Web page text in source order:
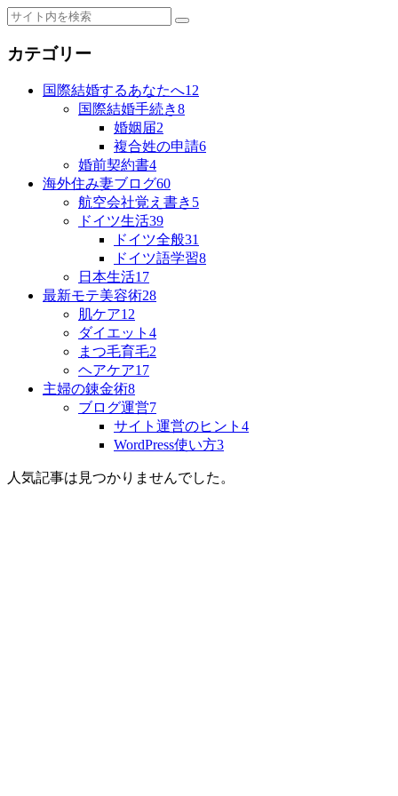
カテゴリー
国際結婚するあなたへ12
国際結婚手続き8
婚姻届2
複合姓の申請6
婚前契約書4
海外住み妻ブログ60
航空会社覚え書き 5
ドイツ生活39
ドイツ全般31
ドイツ語学習8
日本生活17
最新モテ美容術28
肌ケア12
ダイエット 4
まつ毛育毛2
ヘアケア17
主婦の錬金術8
ブログ運営7
サイト運営のヒント 4
WordPress使い方3
人気記事は見つかりませんでした。